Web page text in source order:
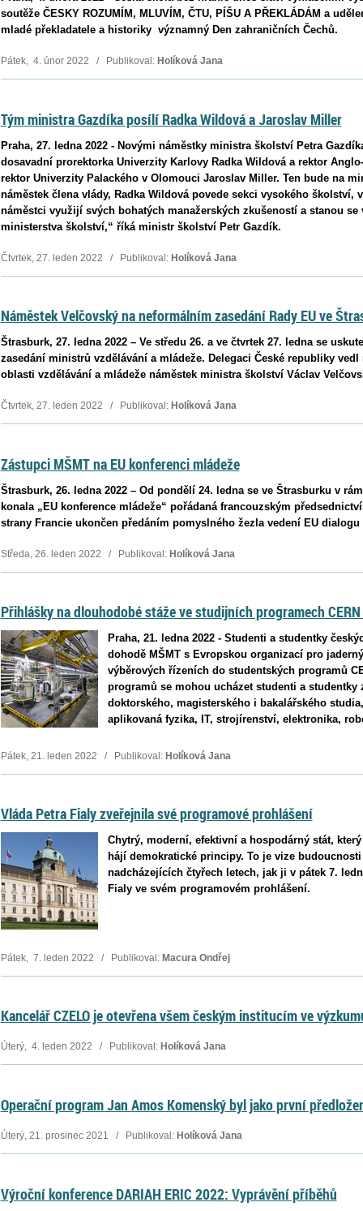
soutěže ČESKY ROZUMÍM, MLUVÍM, ČTU, PÍŠU A PŘEKLÁDÁM a
mladé překladatele a historiky významný Den zahraničních Čechů.
Pátek, 4. únor 2022 / Publikoval: Holíková Jana
Tým ministra Gazdíka posílí Radka Wildová a Jaroslav Miller
Praha, 27. ledna 2022 - Novými náměstky ministra školství Petra
dosavadní prorektorka Univerzity Karlovy Radka Wildová a rektor
rektor Univerzity Palackého v Olomouci Jaroslav Miller. Ten bude na
náměstek člena vlády, Radka Wildová povede sekci vysokého školství,
náměstci využijí svých bohatých manažerských zkušeností a stanou
ministerstva školství,“ říká ministr školství Petr Gazdík.
Čtvrtek, 27. leden 2022 / Publikoval: Holíková Jana
Náměstek Velčovský na neformálním zasedání Rady EU ve
Štrasburk, 27. ledna 2022 – Ve středu 26. a ve čtvrtek 27. ledna se
zasedání ministrů vzdělávání a mládeže. Delegaci České republiky
oblasti vzdělávání a mládeže náměstek ministra školství Václav
Čtvrtek, 27. leden 2022 / Publikoval: Holíková Jana
Zástupci MŠMT na EU konferenci mládeže
Štrasburk, 26. ledna 2022 – Od pondělí 24. ledna se ve Štrasburku v
konala „EU konference mládeže“ pořádaná francouzským
strany Francie ukončen předáním pomyslného žezla vedení EU dialogu
Středa, 26. leden 2022 / Publikoval: Holíková Jana
Přihlášky na dlouhodobé stáže ve studijních programech
Praha, 21. ledna 2022 - Studenti a studentky
dohodě MŠMT s Evropskou organizací pro
výběrových řízeních do studentských programů
programů se mohou ucházet studenti a studentky
doktorského, magisterského i bakalářského
aplikovaná fyzika, IT, strojírenství, elektronika,
Pátek, 21. leden 2022 / Publikoval: Holíková Jana
Vláda Petra Fialy zveřejnila své programové prohlášení
Chytrý, moderní, efektivní a hospodárný stát,
hájí demokratické principy. To je vize
nadcházejících čtyřech letech, jak ji v pátek 7.
Fialy ve svém programovém prohlášení.
Pátek, 7. leden 2022 / Publikoval: Macura Ondřej
Kancelář CZELO je otevřena všem českým institucím ve
Úterý, 4. leden 2022 / Publikoval: Holíková Jana
Operační program Jan Amos Komenský byl jako první
Úterý, 21. prosinec 2021 / Publikoval: Holíková Jana
Výroční konference DARIAH ERIC 2022: Vyprávění příběhů